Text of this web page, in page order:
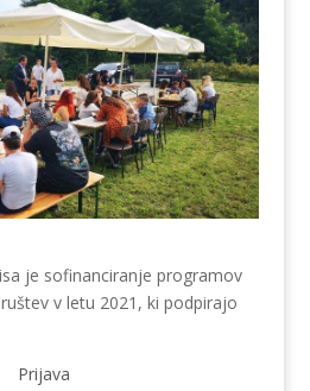
je sofinanciranje programov
v letu 2021, ki podpirajo
Prijava